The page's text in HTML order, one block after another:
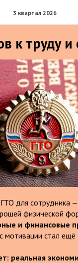
3 квартал 2026
к труду
для сотрудника
физической
и финансовые
мотивации стал
реальная